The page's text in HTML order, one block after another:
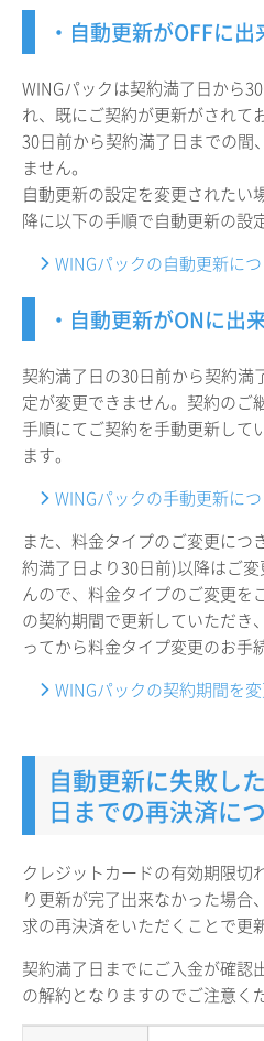
・自動更新がOFFに
WINGパックは契約満了日から
れ、既にご契約が更新がされて
30日前から契約満了日までの間
ません。
自動更新の設定を変更されたい
降に以下の手順で自動更新の設
WINGパックの自動更新に
・自動更新がONに出
契約満了日の30日前から契約
定が変更できません。契約のご
手順にてご契約を手動更新して
ます。
WINGパックの手動更新に
また、料金タイプのご変更につ
約満了日より30日前)以降はご
んので、料金タイプのご変更を
の契約期間で更新していただき
ってから料金タイプ変更のお手
WINGパックの契約期間を
自動更新に失敗し
日までの再決済に
クレジットカードの有効期限切
り更新が完了出来なかった場合
求の再決済をいただくことで更
契約満了日までにご入金が確認
の解約となりますのでご注意く